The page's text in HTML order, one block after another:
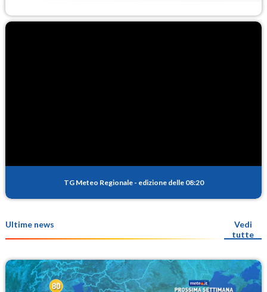
TG Meteo Regionale - edizione delle 08:20
Ultime news
Vedi
tutte